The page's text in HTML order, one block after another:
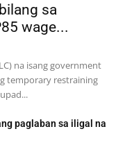
sa
wage...
na isang government
temporary restraining
paglaban sa iligal na